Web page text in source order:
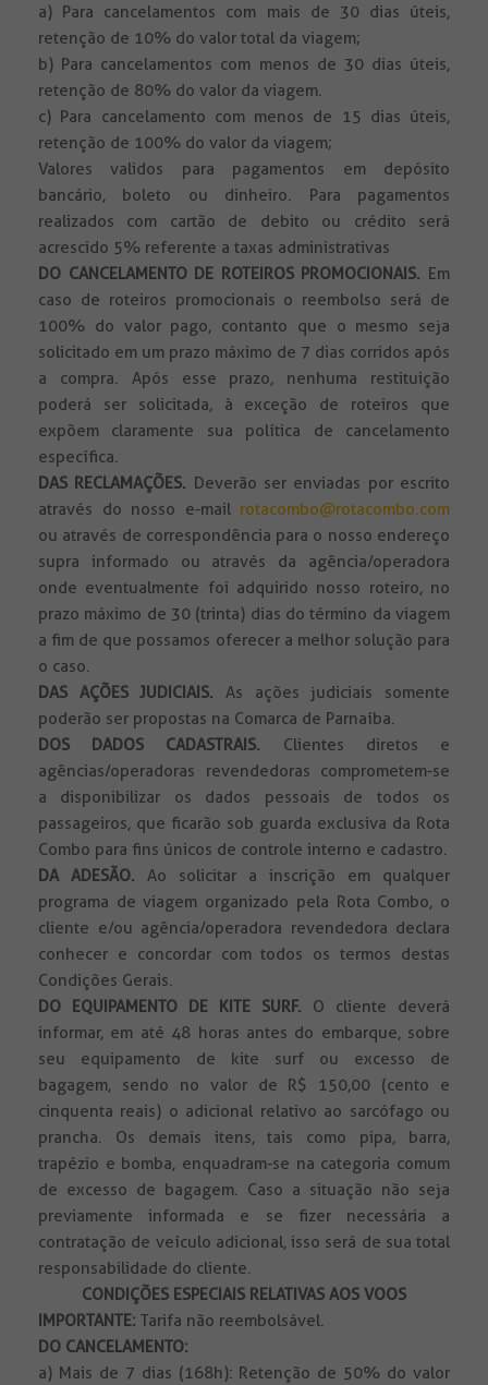
a) Para cancelamentos com mais de 30 dias úteis,
retenção de 10% do valor total da viagem;
b) Para cancelamentos com menos de 30 dias úteis,
retenção de 80% do valor da viagem.
c) Para cancelamento com menos de 15 dias úteis,
retenção de 100% do valor da viagem;
Valores validos para pagamentos em depósito
bancário, boleto ou dinheiro. Para pagamentos
realizados com cartão de debito ou crédito será
acrescido 5% referente a taxas administrativas
DO CANCELAMENTO DE ROTEIROS PROMOCIONAIS. Em
caso de roteiros promocionais o reembolso será de
100% do valor pago, contanto que o mesmo seja
solicitado em um prazo máximo de 7 dias corridos após
a compra. Após esse prazo, nenhuma restituição
poderá ser solicitada, à exceção de roteiros que
expõem claramente sua política de cancelamento
específica.
DAS RECLAMAÇÕES. Deverão ser enviadas por escrito
através do nosso e-mail rotacombo@rotacombo.com
ou através de correspondência para o nosso endereço
supra informado ou através da agência/operadora
onde eventualmente foi adquirido nosso roteiro, no
prazo máximo de 30 (trinta) dias do término da viagem
a fim de que possamos oferecer a melhor solução para
o caso.
DAS AÇÕES JUDICIAIS. As ações judiciais somente
poderão ser propostas na Comarca de Parnaíba.
DOS DADOS CADASTRAIS. Clientes diretos e
agências/operadoras revendedoras comprometem-se
a disponibilizar os dados pessoais de todos os
passageiros, que ficarão sob guarda exclusiva da Rota
Combo para fins únicos de controle interno e cadastro.
DA ADESÃO. Ao solicitar a inscrição em qualquer
programa de viagem organizado pela Rota Combo, o
cliente e/ou agência/operadora revendedora declara
conhecer e concordar com todos os termos destas
Condições Gerais.
DO EQUIPAMENTO DE KITE SURF. O cliente deverá
informar, em até 48 horas antes do embarque, sobre
seu equipamento de kite surf ou excesso de
bagagem, sendo no valor de R$ 150,00 (cento e
cinquenta reais) o adicional relativo ao sarcófago ou
prancha. Os demais itens, tais como pipa, barra,
trapézio e bomba, enquadram-se na categoria comum
de excesso de bagagem. Caso a situação não seja
previamente informada e se fizer necessária a
contratação de veículo adicional, isso será de sua total
responsabilidade do cliente.
CONDIÇÕES ESPECIAIS RELATIVAS AOS VOOS
IMPORTANTE: Tarifa não reembolsável.
DO CANCELAMENTO:
a) Mais de 7 dias (168h): Retenção de 50% do valor